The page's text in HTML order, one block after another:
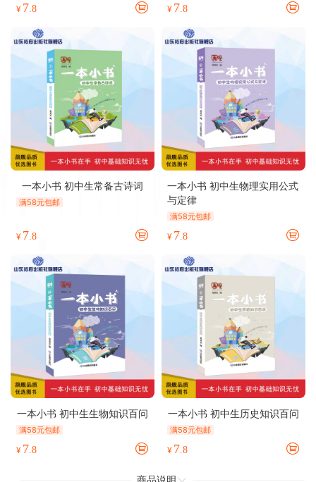
¥ 7.8 ¥ 7.8
一本小书 初中生常备古诗词
满58元包邮
¥ 7.8
一本小书 初中生物理实用公式
与定律
满58元包邮
¥ 7.8
一本小书 初中生生物知识百问
满58元包邮
¥ 7.8
一本小书 初中生历史知识百问
满58元包邮
¥ 7.8